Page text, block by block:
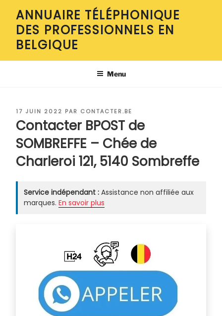
contenu
principal
ANNUAIRE TÉLÉPHONIQUE
DES PROFESSIONNELS EN
BELGIQUE
Menu
PUBLIÉ
LE
17 JUIN 2022 PAR CONTACTER.BE
Contacter BPOST de
SOMBREFFE – Chée de
Charleroi 121, 5140 Sombreffe
Service indépendant : Assistance non affiliée aux
marques. En savoir plus